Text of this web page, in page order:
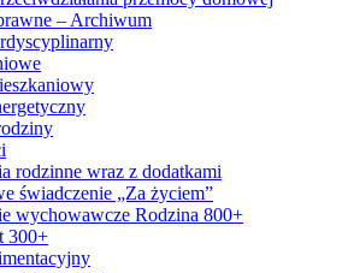
– Archiwum
rodzinne wraz z dodatkami
świadczenie „Za życiem”
wychowawcze Rodzina 800+
300+